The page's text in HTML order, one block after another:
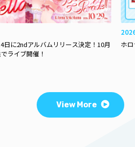
日に2ndアルバムリリース決定！10月
ライブ開催！
ホ
View More